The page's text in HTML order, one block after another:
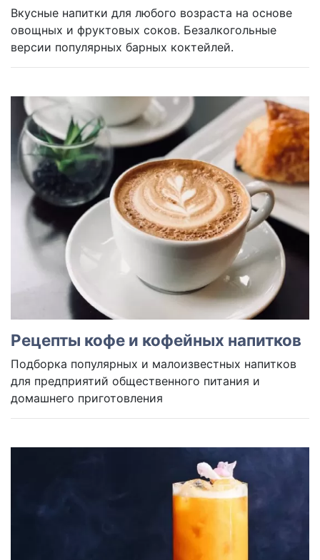
Вкусные напитки для любого возраста на основе
овощных и фруктовых соков. Безалкогольные
версии популярных барных коктейлей.
Рецепты кофе и кофейных напитков
Подборка популярных и малоизвестных напитков
для предприятий общественного питания и
домашнего приготовления